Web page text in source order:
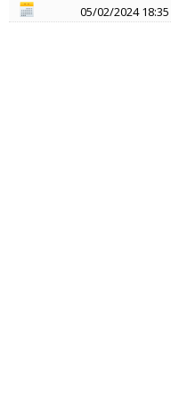
05/02/2024 18:35